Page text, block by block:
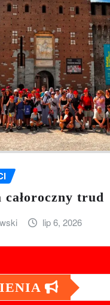
całoroczny trud
lip 6, 2026